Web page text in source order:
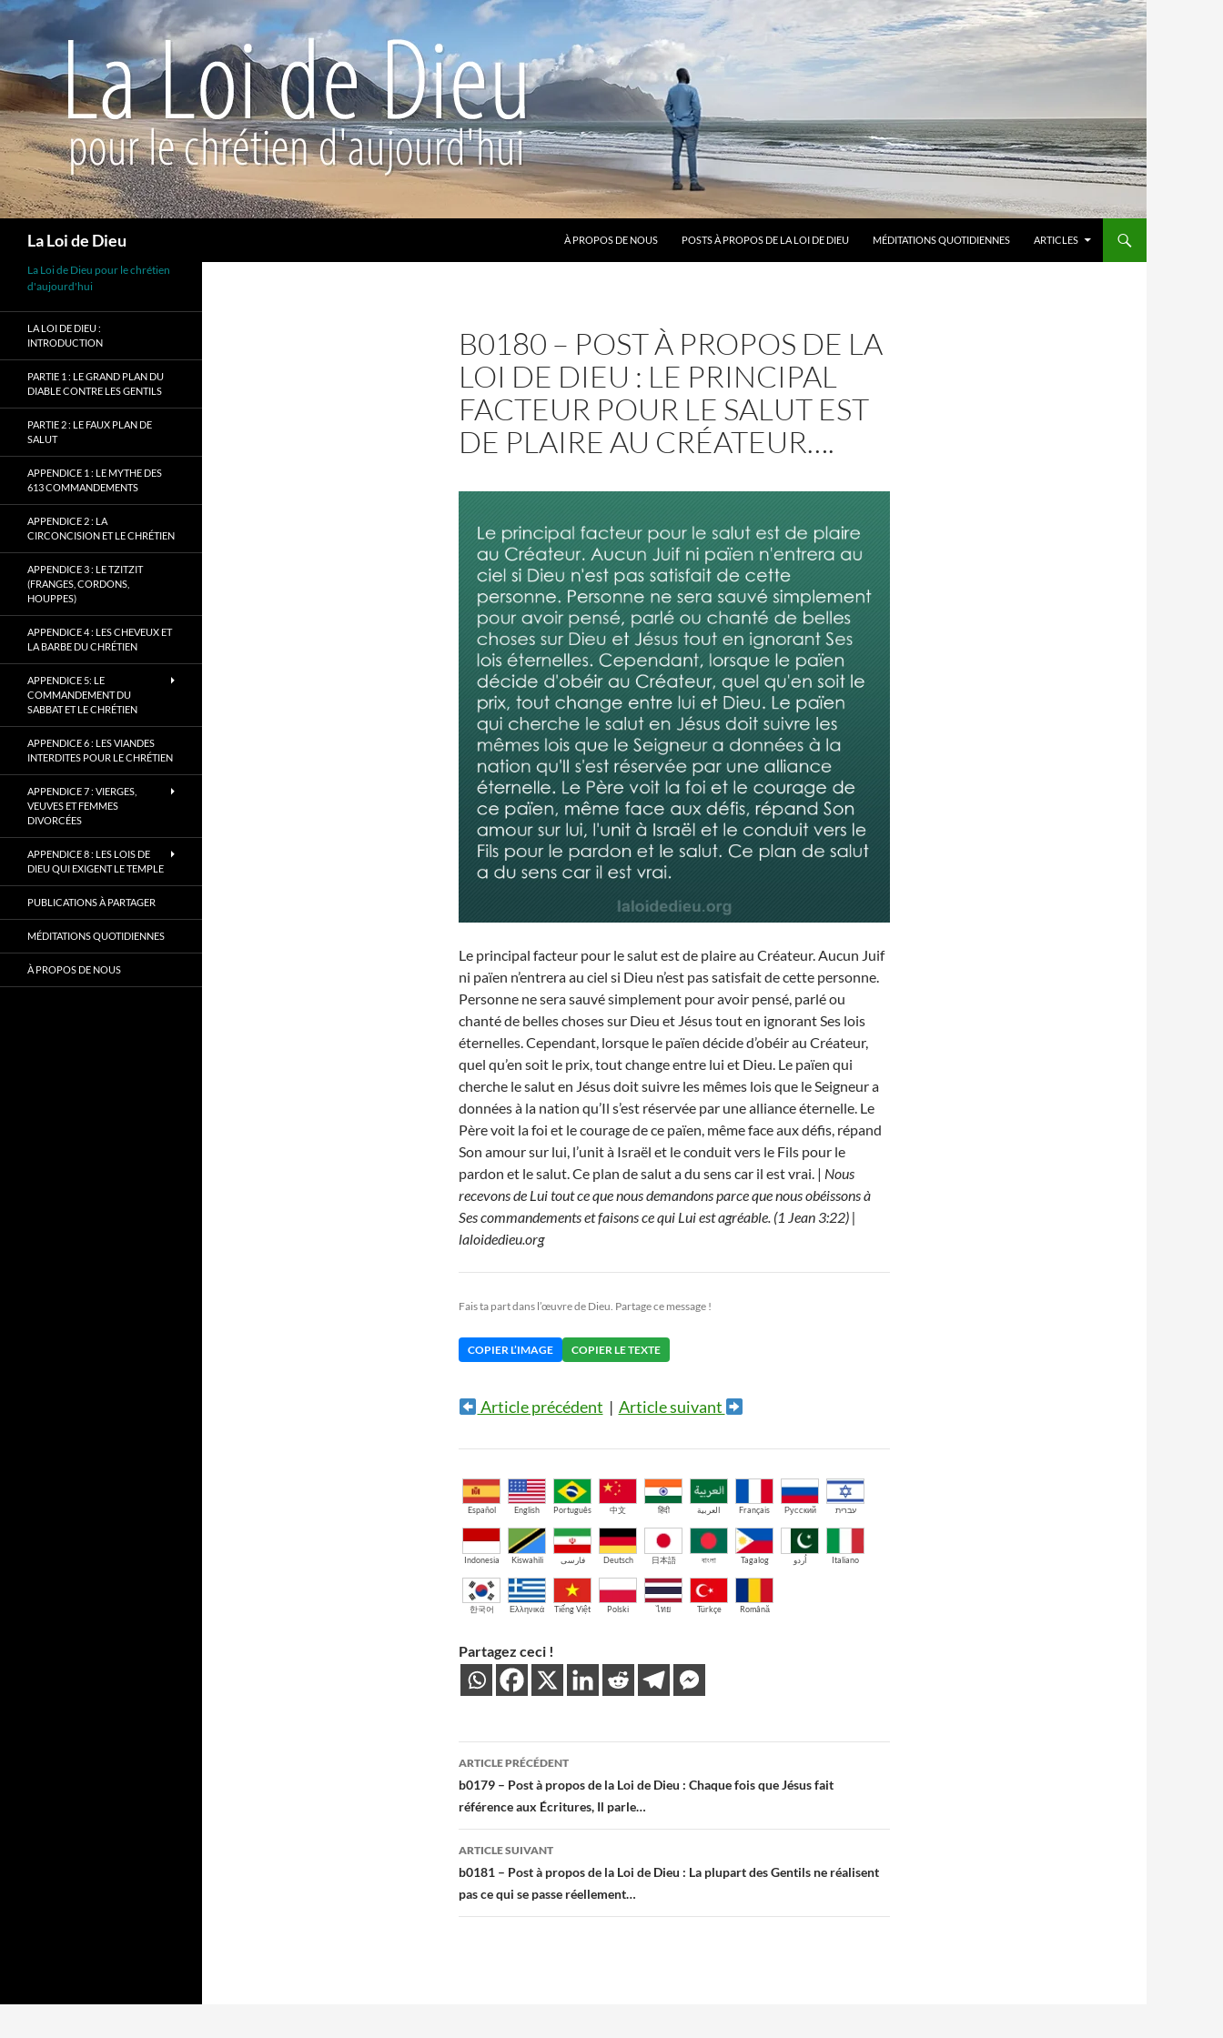
La Loi de Dieu
À PROPOS DE NOUS
POSTS À PROPOS DE LA LOI DE DIEU MÉDITATIONS QUOTIDIENNES ARTICLES
B0180 – POST À PROPOS DE LA
LOI DE DIEU : LE PRINCIPAL
FACTEUR POUR LE SALUT EST
DE PLAIRE AU CRÉATEUR….
Le principal facteur pour le salut est de plaire au Créateur. Aucun Juif
ni païen n’entrera au ciel si Dieu n’est pas satisfait de cette personne.
Personne ne sera sauvé simplement pour avoir pensé, parlé ou
chanté de belles choses sur Dieu et Jésus tout en ignorant Ses lois
éternelles. Cependant, lorsque le païen décide d’obéir au Créateur,
quel qu’en soit le prix, tout change entre lui et Dieu. Le païen qui
cherche le salut en Jésus doit suivre les mêmes lois que le Seigneur a
données à la nation qu’Il s’est réservée par une alliance éternelle. Le
Père voit la foi et le courage de ce païen, même face aux défis, répand
Son amour sur lui, l’unit à Israël et le conduit vers le Fils pour le
pardon et le salut. Ce plan de salut a du sens car il est vrai. | Nous
recevons de Lui tout ce que nous demandons parce que nous obéissons à
Ses commandements et faisons ce qui Lui est agréable. (1 Jean 3:22) |
laloidedieu.org
Fais ta part dans l’œuvre de Dieu. Partage ce message !
COPIER L’IMAGE COPIER LE TEXTE
Article précédent | Article suivant
Español English Português 中文 हिंदी العربية Français Русский עברית
Indonesia Kiswahili فارسی Deutsch 日本語 বাংলা Tagalog اُردو Italiano
한국어 Ελληνικά Tiếng Việt Polski ไทย Türkçe Română
Partagez ceci !
Navigation
des
articles
ARTICLE PRÉCÉDENT
b0179 – Post à propos de la Loi de Dieu : Chaque fois que Jésus fait
référence aux Écritures, Il parle…
ARTICLE SUIVANT
b0181 – Post à propos de la Loi de Dieu : La plupart des Gentils ne réalisent
pas ce qui se passe réellement…
La Loi de Dieu pour le chrétien
d'aujourd'hui
LA LOI DE DIEU :
INTRODUCTION
PARTIE 1 : LE GRAND PLAN DU
DIABLE CONTRE LES GENTILS
PARTIE 2 : LE FAUX PLAN DE
SALUT
APPENDICE 1 : LE MYTHE DES
613 COMMANDEMENTS
APPENDICE 2 : LA
CIRCONCISION ET LE CHRÉTIEN
APPENDICE 3 : LE TZITZIT
(FRANGES, CORDONS,
HOUPPES)
APPENDICE 4 : LES CHEVEUX ET
LA BARBE DU CHRÉTIEN
APPENDICE 5: LE
COMMANDEMENT DU
SABBAT ET LE CHRÉTIEN
APPENDICE 6 : LES VIANDES
INTERDITES POUR LE CHRÉTIEN
APPENDICE 7 : VIERGES,
VEUVES ET FEMMES
DIVORCÉES
APPENDICE 8 : LES LOIS DE
DIEU QUI EXIGENT LE TEMPLE
PUBLICATIONS À PARTAGER
MÉDITATIONS QUOTIDIENNES
À PROPOS DE NOUS